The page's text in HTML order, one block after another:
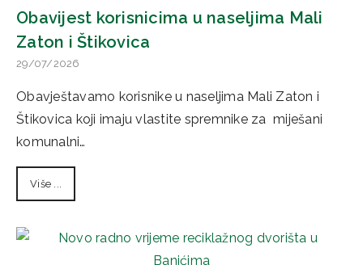
Obavijest korisnicima u naseljima Mali
Zaton i Štikovica
29/07/2026
Obavještavamo korisnike u naseljima Mali Zaton i
Štikovica koji imaju vlastite spremnike za miješani
komunalni…
Više ...